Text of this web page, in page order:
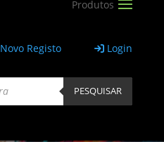
Novo Registo Login
PESQUISAR